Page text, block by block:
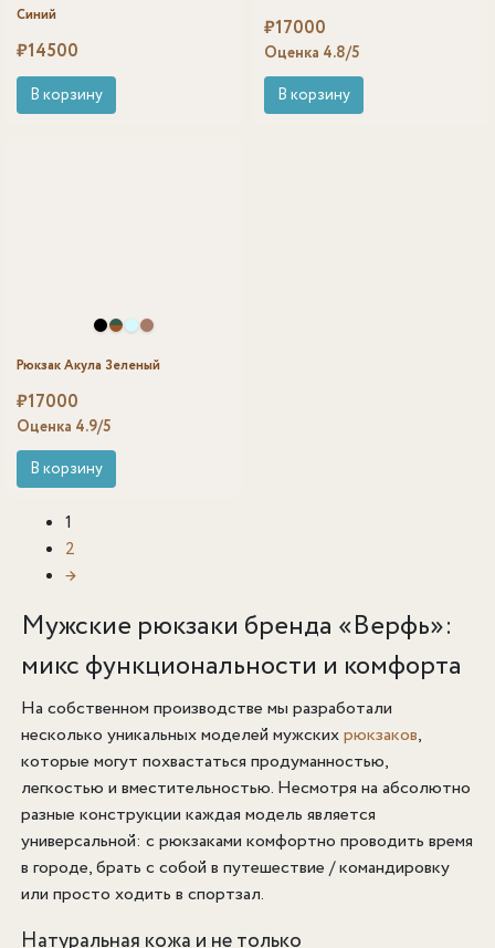
Синий
₽14500
В корзину
₽17000
Оценка 4.8/5
В корзину
Рюкзак Акула Зеленый
₽17000
Оценка 4.9/5
В корзину
1
2
→
Мужские рюкзаки бренда «Верфь»:
микс функциональности и комфорта
На собственном производстве мы разработали
несколько уникальных моделей мужскихрюкзаков,
которые могут похвастаться продуманностью,
легкостью и вместительностью. Несмотря на абсолютно
разные конструкции каждая модель является
универсальной: с рюкзаками комфортно проводить время
в городе, брать с собой в путешествие / командировку
или просто ходить в спортзал.
Натуральная кожа и не только